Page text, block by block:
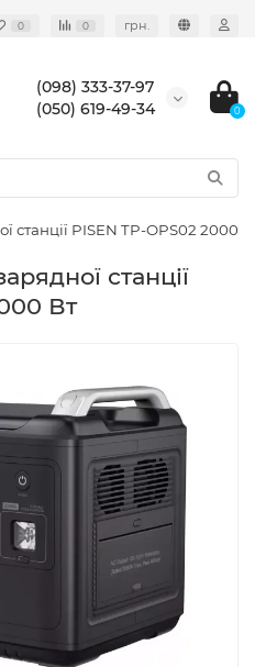
0 0 грн.
(098) 333-37-97
(050) 619-49-34
0
станції PISEN TP-OPS02 2000
станції
Вт